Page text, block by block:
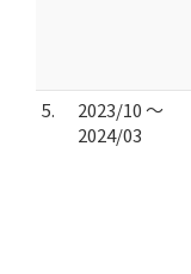
5.
2023/10 ～
2024/03